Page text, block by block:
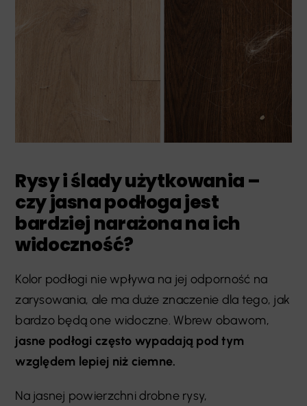
Rysy i ślady użytkowania –
czy jasna podłoga jest
bardziej narażona na ich
widoczność?
Kolor podłogi nie wpływa na jej odporność na
zarysowania, ale ma duże znaczenie dla tego, jak
bardzo będą one widoczne. Wbrew obawom,
jasne podłogi często wypadają pod tym
względem lepiej niż ciemne.
Na jasnej powierzchni drobne rysy,